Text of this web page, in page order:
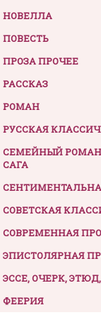
НОВЕЛЛА
ПОВЕСТЬ
ПРОЗА ПРОЧЕЕ
РАССКАЗ
РОМАН
РУССКАЯ
СЕМЕЙНЫЙ
САГА
СОВЕТСКАЯ
СОВРЕМЕННАЯ
ЭПИСТОЛЯРНАЯ
ЭССЕ, ОЧЕРК,
ФЕЕРИЯ